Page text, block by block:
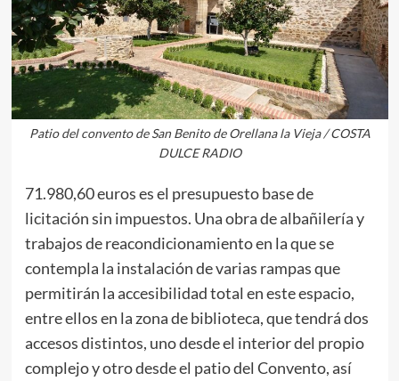
Patio del convento de San Benito de Orellana la Vieja / COSTA
DULCE RADIO
71.980,60 euros es el presupuesto base de
licitación sin impuestos. Una obra de albañilería y
trabajos de reacondicionamiento en la que se
contempla la instalación de varias rampas que
permitirán la accesibilidad total en este espacio,
entre ellos en la zona de biblioteca, que tendrá dos
accesos distintos, uno desde el interior del propio
complejo y otro desde el patio del Convento, así